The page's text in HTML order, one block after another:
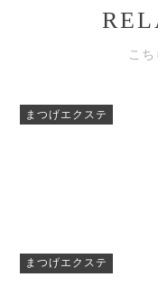
こ
まつげエクステ
まつげエクステ